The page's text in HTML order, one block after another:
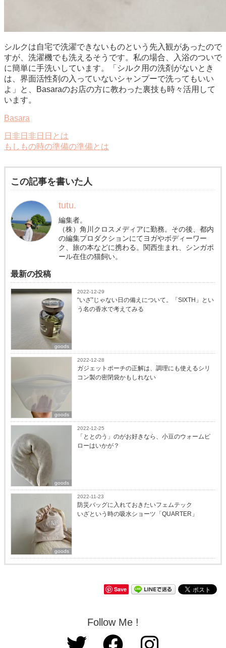
シルクは自宅で洗濯できないものという先入観があったので
すが、洗濯機でも洗えるそうです。私の場合、入浴のついで
に簡単に手洗いしています。「シルク用の洗剤がないとき
は、界面活性剤の入っていないシャンプーで洗ってもいい
よ」と、Basaraのお店の方に教わった裏技も時々活用して
います。
Basara
日非日非日日とは
もしもの時の準備の準備とは
この記事を書いた人
tutu.
編集者。
（株）角川クロスメディアに勤務。その後、都内
の編集プロダクションにてヨガやボディーワー
ク、旅の本などに携わる。関西生まれ、シンガポ
ール在住の猫飼い。
最新の投稿
goods
2022-12-29
“いざ”じゃない日の備えについて。「SIXTH」とい
う名の香水で考えてみる
goods
2022-12-28
ガジェットポーチの正解は、調理にも使えるシリ
コン製の密閉袋かもしれない
goods
2022-12-25
「ととのう」のがお好きなら、小豆のウォームピ
ローはいかが？
goods
2022-11-23
防災バッグに入れておきたいフェムテック
いざという時の吸水ショーツ「QUARTER」
Save
Follow Me !